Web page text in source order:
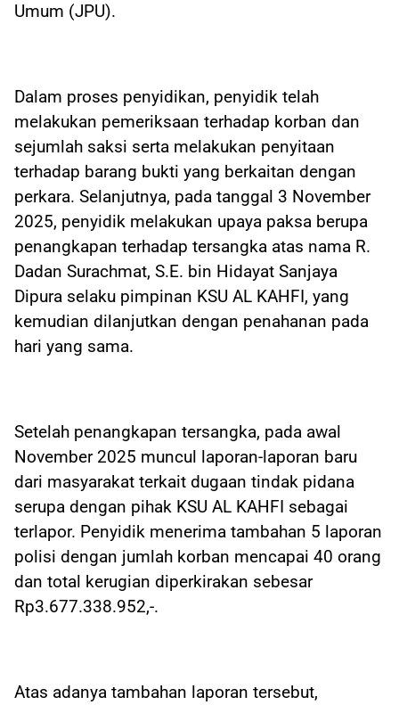
Umum (JPU).
Dalam proses penyidikan, penyidik telah
melakukan pemeriksaan terhadap korban dan
sejumlah saksi serta melakukan penyitaan
terhadap barang bukti yang berkaitan dengan
perkara. Selanjutnya, pada tanggal 3 November
2025, penyidik melakukan upaya paksa berupa
penangkapan terhadap tersangka atas nama R.
Dadan Surachmat, S.E. bin Hidayat Sanjaya
Dipura selaku pimpinan KSU AL KAHFI, yang
kemudian dilanjutkan dengan penahanan pada
hari yang sama.
Setelah penangkapan tersangka, pada awal
November 2025 muncul laporan-laporan baru
dari masyarakat terkait dugaan tindak pidana
serupa dengan pihak KSU AL KAHFI sebagai
terlapor. Penyidik menerima tambahan 5 laporan
polisi dengan jumlah korban mencapai 40 orang
dan total kerugian diperkirakan sebesar
Rp3.677.338.952,-.
Atas adanya tambahan laporan tersebut,